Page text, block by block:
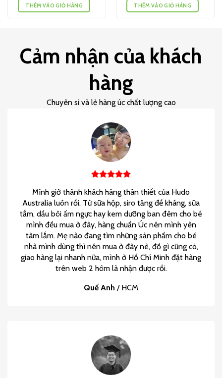
THÊM VÀO GIỎ HÀNG THÊM VÀO GIỎ HÀNG
Cảm nhận của khách
hàng
Chuyên sỉ và lẻ hàng úc chất lượng cao
Mình giờ thành khách hàng thân thiết của Hudo
Australia luôn rồi. Từ sữa hộp, siro tăng đề kháng, sữa
tắm, dầu bôi ấm ngực hay kem dưỡng ban đêm cho bé
mình đều mua ở đây, hàng chuẩn Úc nên mình yên
tâm lắm. Mẹ nào đang tìm những sản phẩm cho bé
nhà mình dùng thì nên mua ở đây nè, đồ gì cũng có,
giao hàng lại nhanh nữa, mình ở Hồ Chí Minh đặt hàng
trên web 2 hôm là nhận được rồi.
Quế Anh / HCM